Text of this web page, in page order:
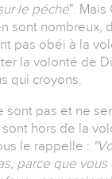
le péché". Mais
sont nombreux,
pas obéi à la
la volonté de
qui croyons.
sont pas et ne
hors de la
le rappelle :
parce que vous